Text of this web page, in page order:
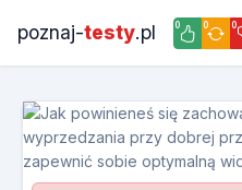
poznaj-testy.pl 0 0 0